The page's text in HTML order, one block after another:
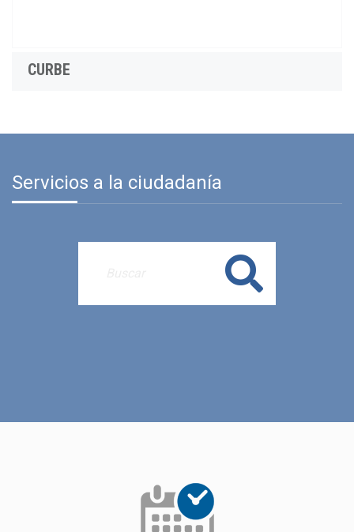
CURBE
Servicios a la ciudadanía
Buscar